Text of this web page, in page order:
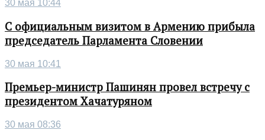
30 мая 10:44
С официальным визитом в Армению прибыла
председатель Парламента Словении
30 мая 10:41
Премьер-министр Пашинян провел встречу с
президентом Хачатуряном
30 мая 08:36